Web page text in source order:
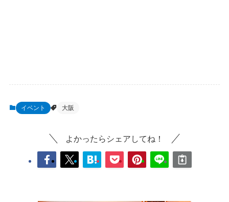
イベント 大阪
よかったらシェアしてね！